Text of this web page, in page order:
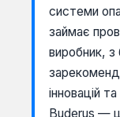
системи
займає
виробник, з
інновацій
Buderus —